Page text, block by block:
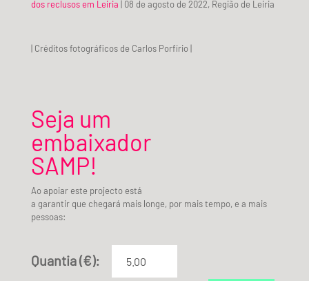
Seja um
embaixador
SAMP!
Ao apoiar este projecto está
a garantir que chegará mais longe, por mais tempo, e a mais
pessoas:
Quantia (€):
dos reclusos em Leiria | 08 de agosto de 2022, Região de Leiria
| Créditos fotográficos de Carlos Porfírio |